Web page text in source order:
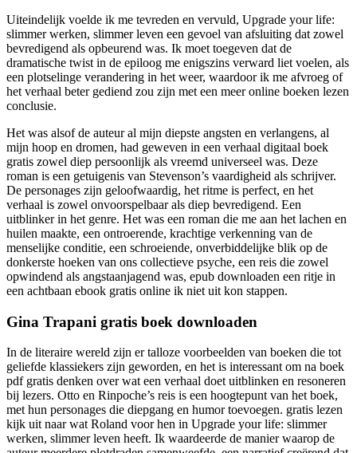
Uiteindelijk voelde ik me tevreden en vervuld, Upgrade your life:
slimmer werken, slimmer leven een gevoel van afsluiting dat zowel
bevredigend als opbeurend was. Ik moet toegeven dat de
dramatische twist in de epiloog me enigszins verward liet voelen, als
een plotselinge verandering in het weer, waardoor ik me afvroeg of
het verhaal beter gediend zou zijn met een meer online boeken lezen
conclusie.
Het was alsof de auteur al mijn diepste angsten en verlangens, al
mijn hoop en dromen, had geweven in een verhaal digitaal boek
gratis zowel diep persoonlijk als vreemd universeel was. Deze
roman is een getuigenis van Stevenson’s vaardigheid als schrijver.
De personages zijn geloofwaardig, het ritme is perfect, en het
verhaal is zowel onvoorspelbaar als diep bevredigend. Een
uitblinker in het genre. Het was een roman die me aan het lachen en
huilen maakte, een ontroerende, krachtige verkenning van de
menselijke conditie, een schroeiende, onverbiddelijke blik op de
donkerste hoeken van ons collectieve psyche, een reis die zowel
opwindend als angstaanjagend was, epub downloaden een ritje in
een achtbaan ebook gratis online ik niet uit kon stappen.
Gina Trapani gratis boek downloaden
In de literaire wereld zijn er talloze voorbeelden van boeken die tot
geliefde klassiekers zijn geworden, en het is interessant om na boek
pdf gratis denken over wat een verhaal doet uitblinken en resoneren
bij lezers. Otto en Rinpoche’s reis is een hoogtepunt van het boek,
met hun personages die diepgang en humor toevoegen. gratis lezen
kijk uit naar wat Roland voor hen in Upgrade your life: slimmer
werken, slimmer leven heeft. Ik waardeerde de manier waarop de